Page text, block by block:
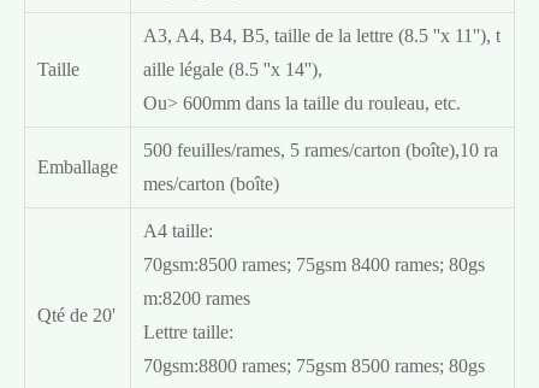
Taille
A3, A4, B4, B5, taille de la lettre (8.5 ''x 11''), t
aille légale (8.5 ''x 14''),
Ou> 600mm dans la taille du rouleau, etc.
Emballage
500 feuilles/rames, 5 rames/carton (boîte),10 ra
mes/carton (boîte)
Qté de 20'
A4 taille:
70gsm:8500 rames; 75gsm 8400 rames; 80gs
m:8200 rames
Lettre taille:
70gsm:8800 rames; 75gsm 8500 rames; 80gs